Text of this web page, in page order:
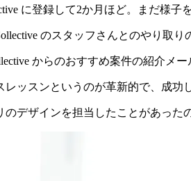
に登録して2か月ほど。まだ様子
のスタッフさんとのやり取
からのおすすめ案件の紹介メ
レッスンというのが革新的で、成功
デザインを担当したことがあった